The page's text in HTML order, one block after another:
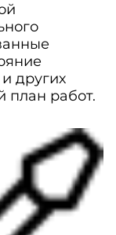
других
план работ.